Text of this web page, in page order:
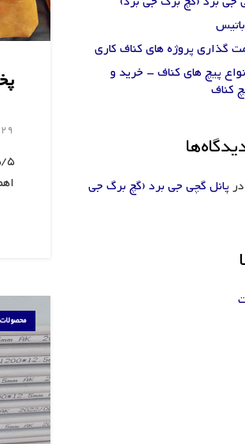
گذاری پروژه های کناف کاری
پیچ های کناف – خرید و
کناف
در پانل گچی جی برد (گچ برگ جی
29 مرداد 1403
محصولات